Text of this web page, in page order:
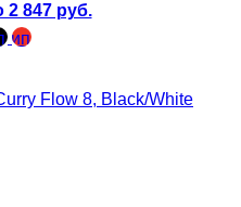
2 847 руб.